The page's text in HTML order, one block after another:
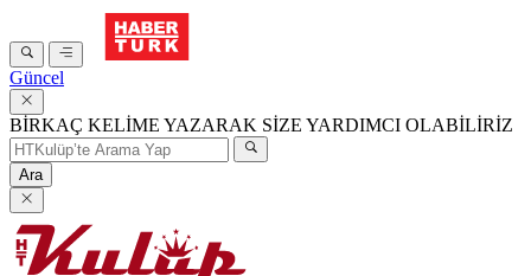
Güncel
BİRKAÇ KELİME YAZARAK SİZE YARDIMCI OLABİLİRİZ
Ara